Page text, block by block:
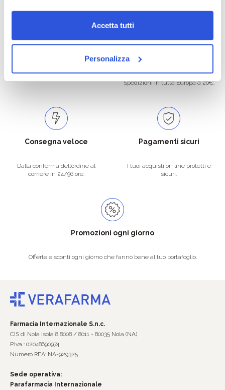
Accetta tutti
Personalizza
Oltre 50.000 prodotti
per soddisfare tutte le esigenze.
Spedizione gratuita
la spedizione la regaliamo noi.
Spedizioni in tutta Europa a 20€.
Consegna veloce
Dalla conferma dell’ordine al
corriere in 24/96 ore.
Pagamenti sicuri
I tuoi acquisti on line protetti e
sicuri.
Promozioni ogni giorno
Offerte e sconti ogni giorno che fanno bene al tuo portafoglio.
Farmacia Internazionale S.n.c.
CIS di Nola Isola 8 8008 / 8011 - 80035 Nola (NA)
P.Iva : 02048690974
Numero REA: NA-929325
Sede operativa:
Parafarmacia Internazionale